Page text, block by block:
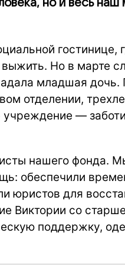
но и весь
гостинице,
выжить. Но в марте
младшая дочь.
отделении,
—
нашего фонда.
обеспечили
юристов для
Виктории со
поддержку,